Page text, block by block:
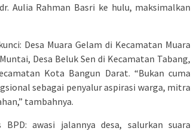
Aulia Rahman Basri ke hulu, maksimalkan
Desa Muara Gelam di Kecamatan Muara
Desa Beluk Sen di Kecamatan Tabang,
Kota Bangun Darat. “Bukan cuma
sebagai penyalur aspirasi warga, mitra
tambahnya.
awasi jalannya desa, salurkan suara